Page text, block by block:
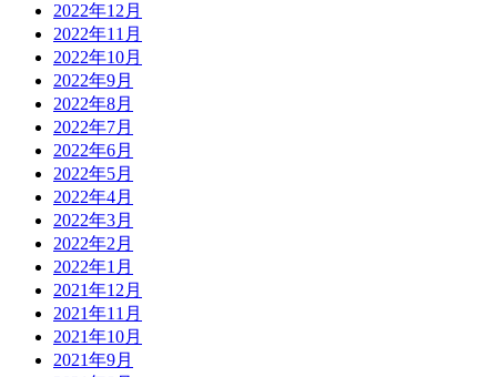
2022年12月
2022年11月
2022年10月
2022年9月
2022年8月
2022年7月
2022年6月
2022年5月
2022年4月
2022年3月
2022年2月
2022年1月
2021年12月
2021年11月
2021年10月
2021年9月